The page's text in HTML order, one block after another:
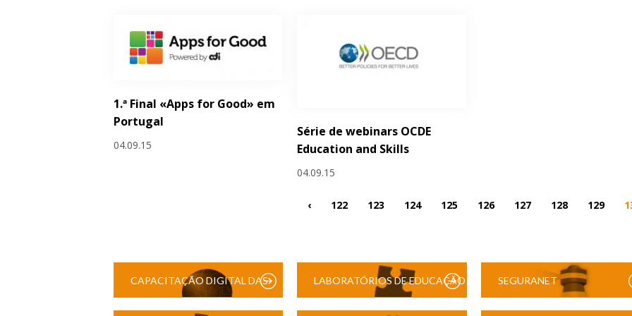
1.ª Final «Apps for Good» em
Portugal
04.09.15
Série de webinars OCDE
Education and Skills
04.09.15
‹ 122 123 124 125 126 127 128 129
CAPACITAÇÃO DIGITAL DAS LABORATÓRIOS DE EDUCAÇÃO SEGURANET